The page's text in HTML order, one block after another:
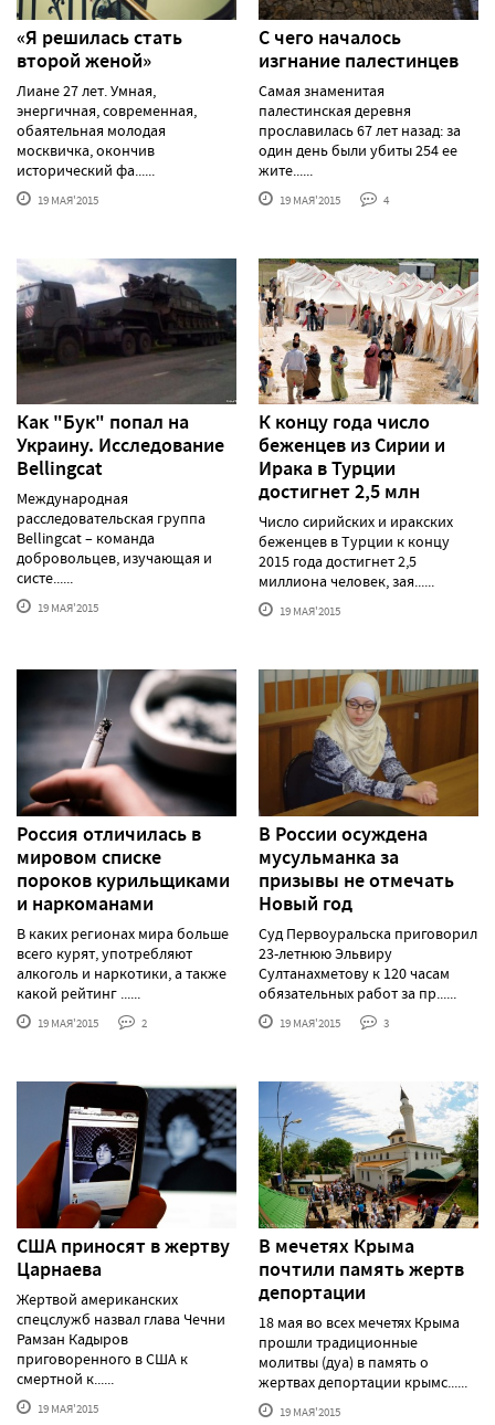
«Я решилась стать
второй женой»
Лиане 27 лет. Умная,
энергичная, современная,
обаятельная молодая
москвичка, окончив
исторический фа......
19 МАЯ'2015
С чего началось
изгнание палестинцев
Самая знаменитая
палестинская деревня
прославилась 67 лет назад: за
один день были убиты 254 ее
жите......
19 МАЯ'2015 4
Как "Бук" попал на
Украину. Исследование
Bellingcat
Международная
расследовательская группа
Bellingcat – команда
добровольцев, изучающая и
систе......
19 МАЯ'2015
К концу года число
беженцев из Сирии и
Ирака в Турции
достигнет 2,5 млн
Число сирийских и иракских
беженцев в Турции к концу
2015 года достигнет 2,5
миллиона человек, зая......
19 МАЯ'2015
Россия отличилась в
мировом списке
пороков курильщиками
и наркоманами
В каких регионах мира больше
всего курят, употребляют
алкоголь и наркотики, а также
какой рейтинг ......
19 МАЯ'2015 2
В России осуждена
мусульманка за
призывы не отмечать
Новый год
Суд Первоуральска приговорил
23-летнюю Эльвиру
Султанахметову к 120 часам
обязательных работ за пр......
19 МАЯ'2015 3
США приносят в жертву
Царнаева
Жертвой американских
спецслужб назвал глава Чечни
Рамзан Кадыров
приговоренного в США к
смертной к......
19 МАЯ'2015
В мечетях Крыма
почтили память жертв
депортации
18 мая во всех мечетях Крыма
прошли традиционные
молитвы (дуа) в память о
жертвах депортации крымс......
19 МАЯ'2015